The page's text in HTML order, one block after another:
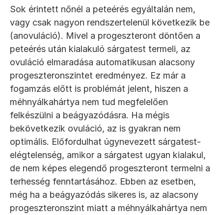
Sok érintett nőnél a peteérés egyáltalán nem,
vagy csak nagyon rendszertelenül következik be
(anovuláció). Mivel a progeszteront döntően a
peteérés után kialakuló sárgatest termeli, az
ovuláció elmaradása automatikusan alacsony
progeszteronszintet eredményez. Ez már a
fogamzás előtt is problémát jelent, hiszen a
méhnyálkahártya nem tud megfelelően
felkészülni a beágyazódásra. Ha mégis
bekövetkezik ovuláció, az is gyakran nem
optimális. Előfordulhat úgynevezett sárgatest-
elégtelenség, amikor a sárgatest ugyan kialakul,
de nem képes elegendő progeszteront termelni a
terhesség fenntartásához. Ebben az esetben,
még ha a beágyazódás sikeres is, az alacsony
progeszteronszint miatt a méhnyálkahártya nem